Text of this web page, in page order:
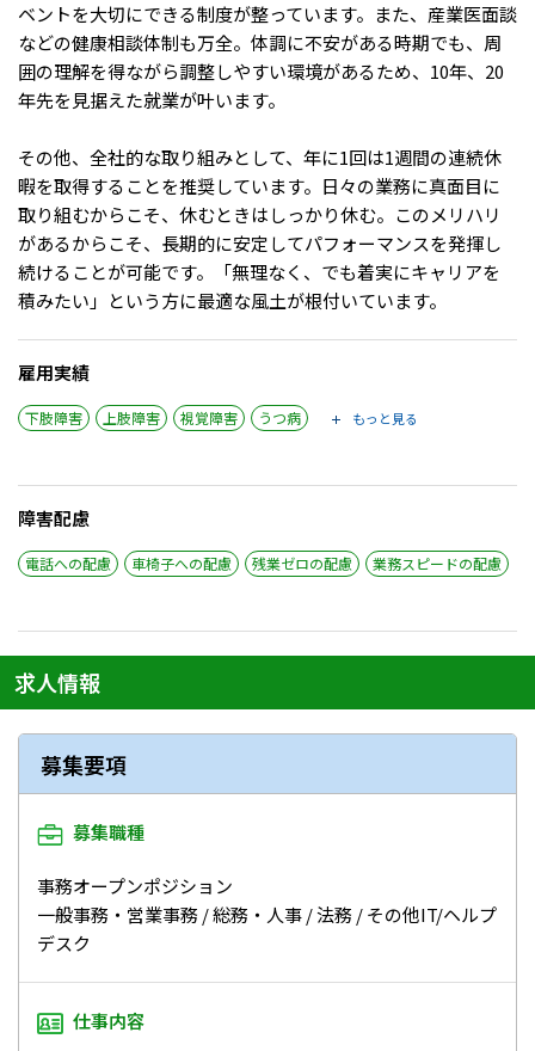
ベントを大切にできる制度が整っています。また、産業医面談
などの健康相談体制も万全。体調に不安がある時期でも、周
囲の理解を得ながら調整しやすい環境があるため、10年、20
年先を見据えた就業が叶います。
その他、全社的な取り組みとして、年に1回は1週間の連続休
暇を取得することを推奨しています。日々の業務に真面目に
取り組むからこそ、休むときはしっかり休む。このメリハリ
があるからこそ、長期的に安定してパフォーマンスを発揮し
続けることが可能です。「無理なく、でも着実にキャリアを
積みたい」という方に最適な風土が根付いています。
雇用実績
下肢障害 上肢障害 視覚障害 うつ病 もっと見る
障害配慮
電話への配慮 車椅子への配慮 残業ゼロの配慮 業務スピードの配慮
求人情報
募集要項
募集職種
事務オープンポジション
一般事務・営業事務 / 総務・人事 / 法務 / その他IT/ヘルプ
デスク
仕事内容